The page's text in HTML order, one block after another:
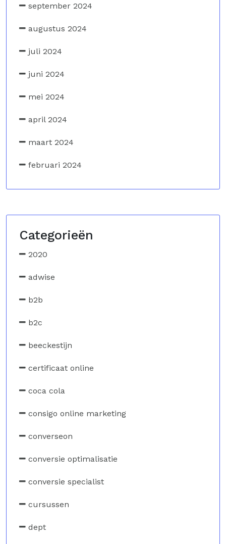
september 2024
augustus 2024
juli 2024
juni 2024
mei 2024
april 2024
maart 2024
februari 2024
Categorieën
2020
adwise
b2b
b2c
beeckestijn
certificaat online
coca cola
consigo online marketing
converseon
conversie optimalisatie
conversie specialist
cursussen
dept